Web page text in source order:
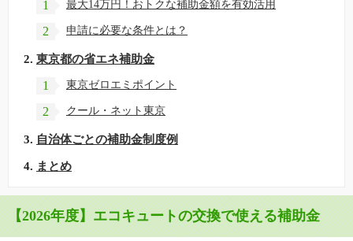
1 最大14万円！おトクな補助金額を有効活用
2 申請に必要な条件とは？
東京都の省エネ補助金
1 東京ゼロエミポイント
2 クール・ネット東京
自治体ごとの補助金制度例
まとめ
【2026年度】エコキュートの交換で使える補助金